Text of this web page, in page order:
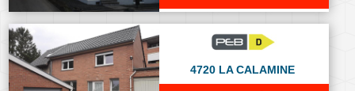
4720 LA CALAMINE